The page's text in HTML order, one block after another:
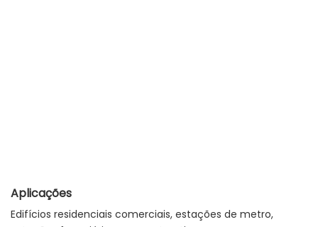
Aplicações
Edifícios residenciais comerciais, estações de metro,